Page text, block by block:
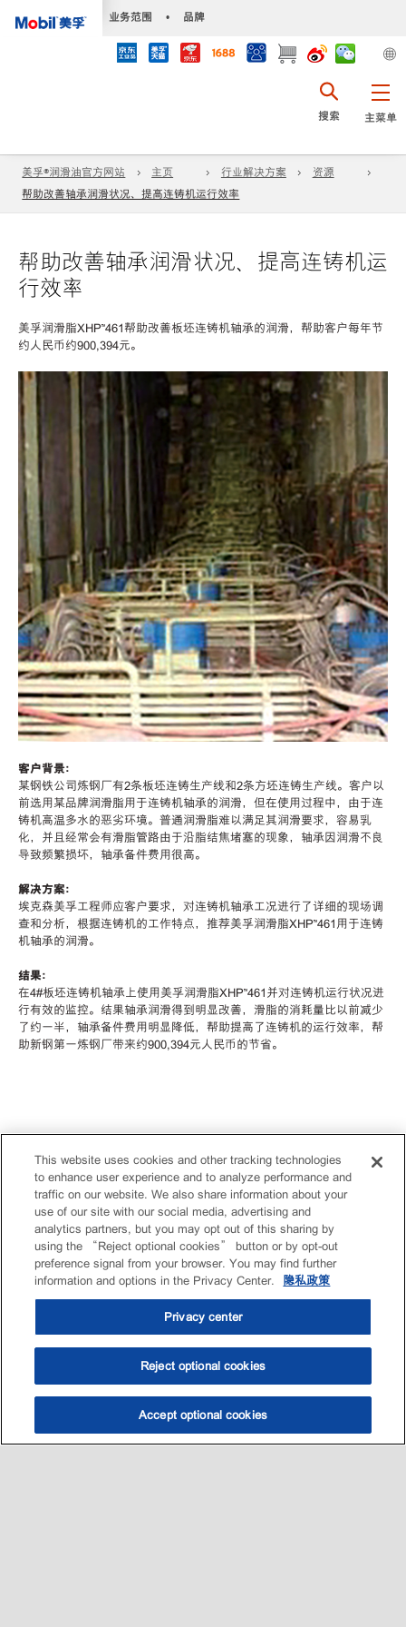
业务范围 • 品牌
主菜单
搜索
美孚®润滑油官方网站 主页 行业解决方案
资源
帮助改善轴承润滑状况、提高连铸机运行效率
选油助手 查找门店
帮助改善轴承润滑状况、提高连铸机运
行效率
美孚润滑脂XHP™461帮助改善板坯连铸机轴承的润滑，帮助客户每年节
约人民币约900,394元。
客户背景：
某钢铁公司炼钢厂有2条板坯连铸生产线和2条方坯连铸生产线。客户以
前选用某品牌润滑脂用于连铸机轴承的润滑，但在使用过程中，由于连
铸机高温多水的恶劣环境。普通润滑脂难以满足其润滑要求，容易乳
化，并且经常会有滑脂管路由于沿脂结焦堵塞的现象，轴承因润滑不良
导致频繁损坏，轴承备件费用很高。
解决方案：
埃克森美孚工程师应客户要求，对连铸机轴承工况进行了详细的现场调
查和分析，根据连铸机的工作特点，推荐美孚润滑脂XHP™461用于连铸
机轴承的润滑。
结果：
在4#板坯连铸机轴承上使用美孚润滑脂XHP™461并对连铸机运行状况进
行有效的监控。结果轴承润滑得到明显改善，滑脂的消耗量比以前减少
了约一半，轴承备件费用明显降低，帮助提高了连铸机的运行效率，帮
助新钢第一炼钢厂带来约900,394元人民币的节省。
This website uses cookies and other tracking technologies
to enhance user experience and to analyze performance and
traffic on our website. We also share information about your
use of our site with our social media, advertising and
analytics partners, but you may opt out of this sharing by
using the “Reject optional cookies” button or by opt-out
preference signal from your browser. You may find further
information and options in the Privacy Center.
隐私政策
Privacy center
Reject optional cookies
Accept optional cookies